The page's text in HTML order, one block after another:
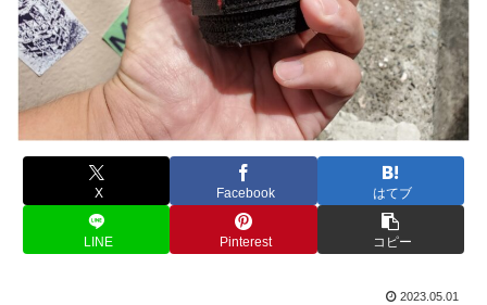
X Facebook はてブ
LINE Pinterest コピー
2023.05.01